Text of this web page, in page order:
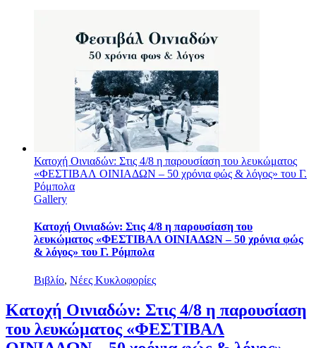
Κατοχή Οινιαδών: Στις 4/8 η παρουσίαση του λευκώματος
«ΦΕΣΤΙΒΑΛ ΟΙΝΙΑΔΩΝ – 50 χρόνια φώς & λόγος» του Γ.
Ρόμπολα
Gallery
Κατοχή Οινιαδών: Στις 4/8 η παρουσίαση του
λευκώματος «ΦΕΣΤΙΒΑΛ ΟΙΝΙΑΔΩΝ – 50 χρόνια φώς
& λόγος» του Γ. Ρόμπολα
Βιβλίο, Νέες Κυκλοφορίες
Κατοχή Οινιαδών: Στις 4/8 η παρουσίαση
του λευκώματος «ΦΕΣΤΙΒΑΛ